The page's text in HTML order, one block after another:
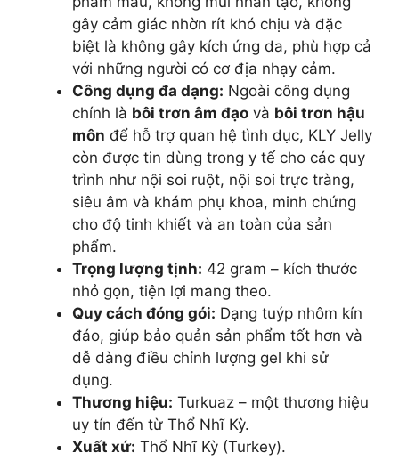
gây cảm giác nhờn rít khó chịu và đặc
biệt là không gây kích ứng da, phù hợp cả
với những người có cơ địa nhạy cảm.
Công dụng đa dạng: Ngoài công dụng
chính là bôi trơn âm đạo và bôi trơn hậu
môn để hỗ trợ quan hệ tình dục, KLY Jelly
còn được tin dùng trong y tế cho các quy
trình như nội soi ruột, nội soi trực tràng,
siêu âm và khám phụ khoa, minh chứng
cho độ tinh khiết và an toàn của sản
phẩm.
Trọng lượng tịnh: 42 gram – kích thước
nhỏ gọn, tiện lợi mang theo.
Quy cách đóng gói: Dạng tuýp nhôm kín
đáo, giúp bảo quản sản phẩm tốt hơn và
dễ dàng điều chỉnh lượng gel khi sử
dụng.
Thương hiệu: Turkuaz – một thương hiệu
uy tín đến từ Thổ Nhĩ Kỳ.
Xuất xứ: Thổ Nhĩ Kỳ (Turkey).